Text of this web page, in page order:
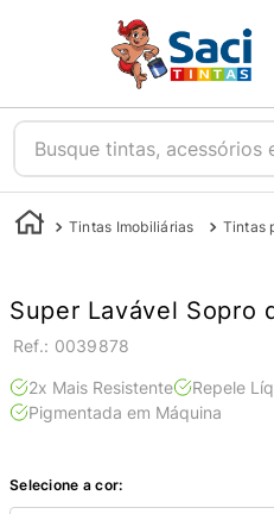
Busque tintas, acessórios e
Tintas Imobiliárias Tintas
Super Lavável Sopro
: 0039878
2x Mais Resistente
Repele
Pigmentada em Máquina
Selecione a cor: